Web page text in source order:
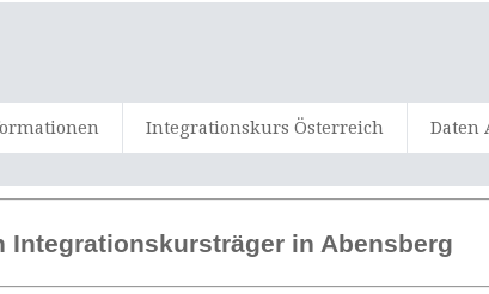
Integrationskurs Österreich Daten
Integrationskursträger in Abensberg